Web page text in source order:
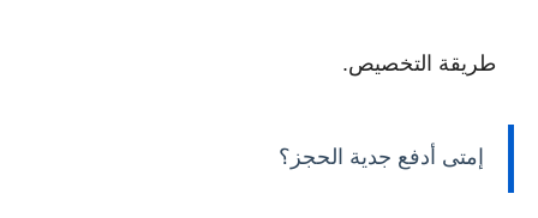
طريقة التخصيص.
إمتى أدفع جدية الحجز؟